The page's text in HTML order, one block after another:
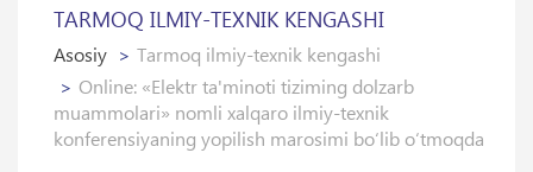
TARMOQ ILMIY-TEXNIK KENGASHI
Asosiy
Tarmoq ilmiy-texnik kengashi
Online: «Elektr ta'minoti tiziming dolzarb
muammolari» nomli xalqaro ilmiy-texnik
konferensiyaning yopilish marosimi bo‘lib o‘tmoqda